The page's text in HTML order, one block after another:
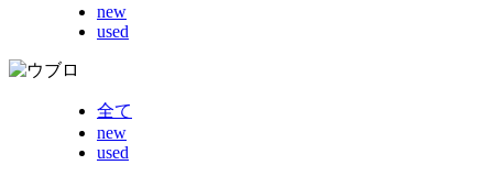
new
used
全て
new
used